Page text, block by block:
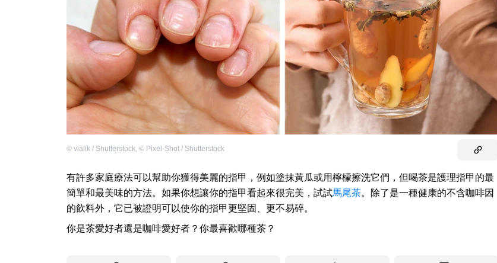
© vialik / Shutterstock, © Pixel-Shot / Shutterstock
有許多家庭療法可以幫助你獲得美麗的指甲，例如塗抹黃瓜或用檸檬擦洗它們，但喝茶是護理指甲的最
簡單和最美味的方法。如果你想讓你的指甲看起來很完美，試試馬尾茶。除了是一種健康的不含咖啡因
的飲料外，它已被證明可以使你的指甲更堅固、更不易碎。
你是茶愛好者還是咖啡愛好者？你最喜歡哪種茶？